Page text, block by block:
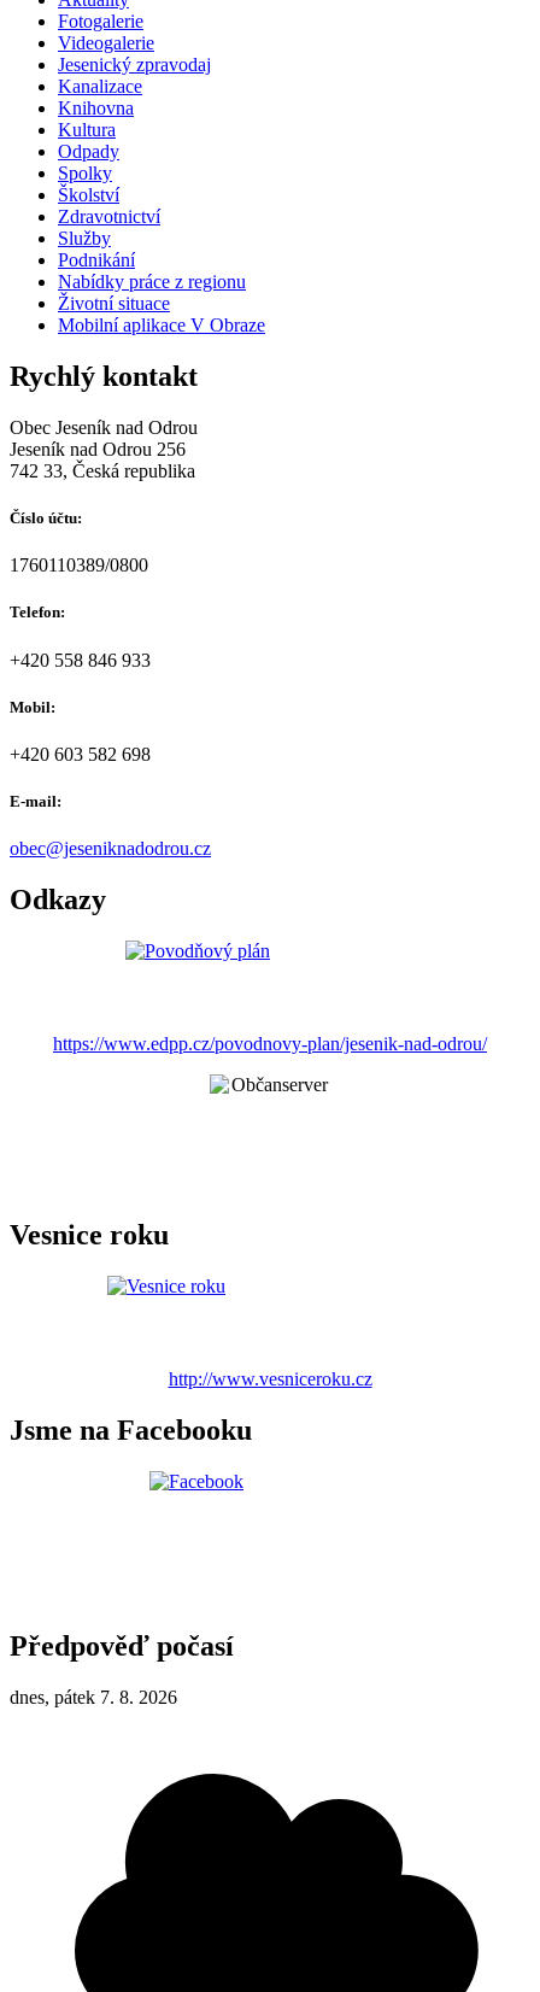
Fotogalerie
Videogalerie
Jesenický zpravodaj
Kanalizace
Knihovna
Kultura
Odpady
Spolky
Školství
Zdravotnictví
Služby
Podnikání
Nabídky práce z regionu
Životní situace
Mobilní aplikace V Obraze
Rychlý kontakt
Obec Jeseník nad Odrou
Jeseník nad Odrou 256
742 33, Česká republika
Číslo účtu:
1760110389/0800
Telefon:
+420 558 846 933
Mobil:
+420 603 582 698
E-mail:
obec@jeseniknadodrou.cz
Odkazy
https://www.edpp.cz/povodnovy-plan/jesenik-nad-odrou/
Vesnice roku
http://www.vesniceroku.cz
Jsme na Facebooku
Předpověď počasí
dnes, pátek 7. 8. 2026